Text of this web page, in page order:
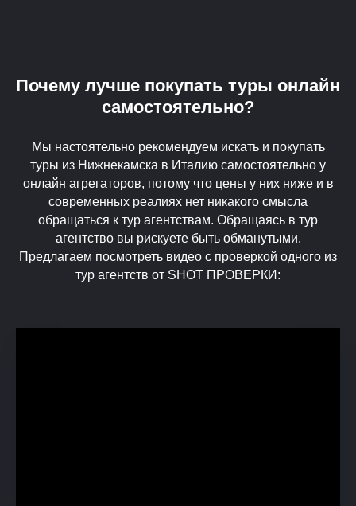
Почему лучше покупать туры онлайн
самостоятельно?
Мы настоятельно рекомендуем искать и покупать
туры из Нижнекамска в Италию самостоятельно у
онлайн агрегаторов, потому что цены у них ниже и в
современных реалиях нет никакого смысла
обращаться к тур агентствам. Обращаясь в тур
агентство вы рискуете быть обманутыми.
Предлагаем посмотреть видео с проверкой одного из
тур агентств от SHOT ПРОВЕРКИ: